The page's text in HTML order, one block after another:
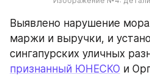
Выявлено нарушение
маржи и выручки, и
признанный ЮНЕСКО и